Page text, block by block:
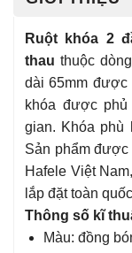
Ruột khóa 2
thau thuộc
dài 65mm được
khóa được
gian. Khóa phù
Sản phẩm được
Hafele Việt
lắp đặt toàn
Thông số kĩ
Màu: đồng